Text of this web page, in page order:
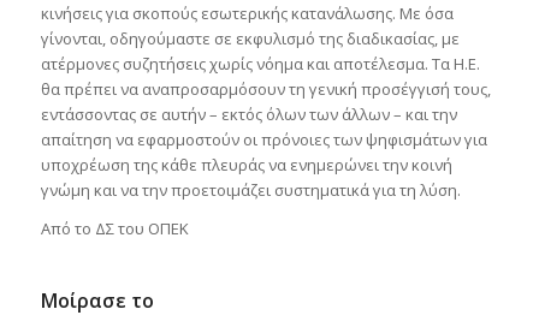
κινήσεις για σκοπούς εσωτερικής κατανάλωσης. Με όσα
γίνονται, οδηγούμαστε σε εκφυλισμό της διαδικασίας, με
ατέρμονες συζητήσεις χωρίς νόημα και αποτέλεσμα. Τα Η.Ε.
θα πρέπει να αναπροσαρμόσουν τη γενική προσέγγισή τους,
εντάσσοντας σε αυτήν – εκτός όλων των άλλων – και την
απαίτηση να εφαρμοστούν οι πρόνοιες των ψηφισμάτων για
υποχρέωση της κάθε πλευράς να ενημερώνει την κοινή
γνώμη και να την προετοιμάζει συστηματικά για τη λύση.
Από το ΔΣ του ΟΠΕΚ
Μοίρασε το